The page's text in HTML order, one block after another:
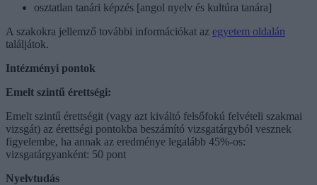
osztatlan tanári képzés [angol nyelv és kultúra tanára]
A szakokra jellemző további információkat az egyetem oldalán
találjátok.
Intézményi pontok
Emelt szintű érettségi:
Emelt szintű érettségit (vagy azt kiváltó felsőfokú felvételi szakmai
vizsgát) az érettségi pontokba beszámító vizsgatárgyból vesznek
figyelembe, ha annak az eredménye legalább 45%-os:
vizsgatárgyanként: 50 pont
Nyelvtudás